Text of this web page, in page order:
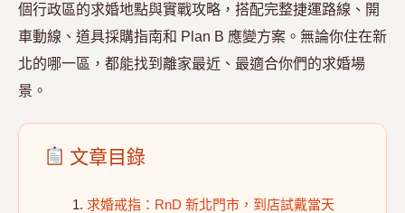
個行政區的求婚地點與實戰攻略，搭配完整捷運路線、開
車動線、道具採購指南和 Plan B 應變方案。無論你住在新
北的哪一區，都能找到離家最近、最適合你們的求婚場
景。
文章目錄
求婚戒指：RnD 新北門市，到店試戴當天